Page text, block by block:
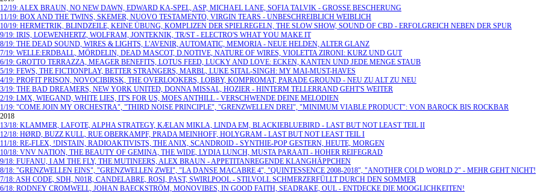
12/19: ALEX BRAUN, NO NEW DAWN, EDWARD KA-SPEL, ASP, MICHAEL LANE, SOFIA TALVIK - GROSSE BESCHERUNG
11/19: BOX AND THE TWINS, SKEMER, NUOVO TESTAMENTO, VIRGIN TEARS - UNBESCHREIBLICH WEIBLICH
10/19: HERMETRIK, BLINDZEILE, KEINE ÜBUNG, KOMPLIZEN DER SPIELREGELN, THE SLOW SHOW, SOUND OF CBD - ERFOLGREICH NEBEN DER SPUR
9/19: IRIS, LOEWENHERTZ, WOLFRAM, JONTEKNIK, TR/ST - ELECTRO'S WHAT YOU MAKE IT
8/19: THE DEAD SOUND, WIRES & LIGHTS, L'AVENIR, AUTOMATIC, MEMORIA - NEUE HELDEN, ALTER GLANZ
7/19: WELLE:ERDBALL, MÖRDELIN, DEAD MASCOT, D.NOTIVE, NATURE OF WIRES, VIOLETTA ZIRONI: KURZ UND GUT
6/19: GROTTO TERRAZZA, MEAGER BENEFITS, LOTUS FEED, LUCKY AND LOVE: ECKEN, KANTEN UND JEDE MENGE STAUB
5/19: FEWS, THE FICTIONPLAY, BETTER STRANGERS, MARBL, LUKE SITAL-SINGH: MY MAI-MUST-HAVES
4/19: PROFIT PRISON, NOVOCIBIRSK, THE OVERLOOKERS, LOBBY, KOMPROMAT, PARADE GROUND - NEU ZU ALT ZU NEU
3/19: THE BAD DREAMERS, NEW YORK UNITED, DONNA MISSAL, HOZIER - HINTERM TELLERRAND GEHT'S WEITER
2/19: LMX, WIEGAND, WHITE LIES, IT'S FOR US, MOES ANTHILL - VERSCHWENDE DEINE MELODIEN
1/19: "COME JOIN MY ORCHESTRA", "THIRD NOISE PRINCIPLE", "GRENZWELLEN DREI", "MINIMUM VIABLE PRODUCT": VON BAROCK BIS ROCKBAR
2018
13/18: KLAMMER, LAFOTE, ALPHA STRATEGY, KÆLAN MIKLA, LINDA EM, BLACKIEBLUEBIRD - LAST BUT NOT LEAST TEIL II
12/18: HØRD, BUZZ KULL, RUE OBERKAMPF, PRADA MEINHOFF, HOLYGRAM - LAST BUT NOT LEAST TEIL I
11/18: RE-FLEX, !DISTAIN, RADIOAKTIVISTS, THE ANIX, SCANDROID - SYNTHIE-POP GESTERN, HEUTE, MORGEN
10/18: VNV NATION, THE BEAUTY OF GEMINA, THE WIDE, LYDIA LUNCH, MUSTA PARAATI - HOHER REIFEGRAD
9/18: FUFANU, I AM THE FLY, THE MUTINEERS, ALEX BRAUN - APPETITANREGENDE KLANGHÄPPCHEN
8/18: "GRENZWELLEN EINS", "GRENZWELLEN ZWEI", "LA DANSE MACABRE 4", "QUINTESSENCE 2008-2018", "ANOTHER COLD WORLD 2" - MEHR GEHT NICHT!
7/18: ASH CODE, SDH, N01R, CANDELABRE, ROSI, PAST, SWIRLPOOL - STILVOLL SCHMERZERFÜLLT DURCH DEN SOMMER
6/18: RODNEY CROMWELL, JOHAN BAECKSTRÖM, MONOVIBES, IN GOOD FAITH, SEADRAKE, OUL - ENTDECKE DIE MOOGLICHKEITEN!